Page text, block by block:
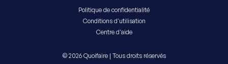
Politique de confidentialité
Conditions d'utilisation
Centre d'aide
© 2026 Quoifaire | Tous droits réservés